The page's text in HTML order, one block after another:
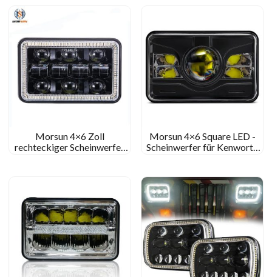
Morsun 4×6 Zoll
rechteckiger Scheinwerfer
Morsun 4×6 Square LED -
Scheinwerfer für Kenworth